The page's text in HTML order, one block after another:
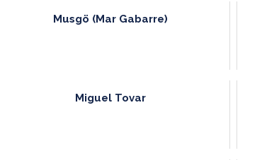
Musgö (Mar Gabarre)
Miguel Tovar